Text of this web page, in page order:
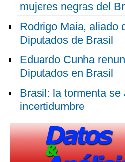
mujeres negras del
Rodrigo Maia, aliado
Diputados de Brasil
Eduardo Cunha
Diputados en Brasil
Brasil: la tormenta
incertidumbre